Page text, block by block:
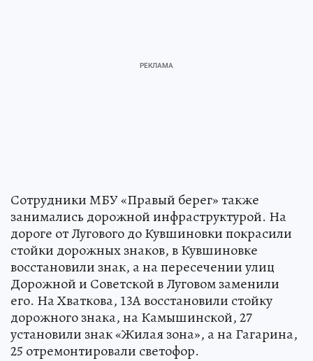
Сотрудники МБУ «Правый берег» также
занимались дорожной инфраструктурой. На
дороге от Лугового до Кувшиновки покрасили
стойки дорожных знаков, в Кувшиновке
восстановили знак, а на пересечении улиц
Дорожной и Советской в Луговом заменили
его. На Хваткова, 13А восстановили стойку
дорожного знака, на Камышинской, 27
установили знак «Жилая зона», а на Гагарина,
25 отремонтировали светофор.